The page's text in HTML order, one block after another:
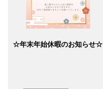
☆年末年始休暇のお知らせ☆